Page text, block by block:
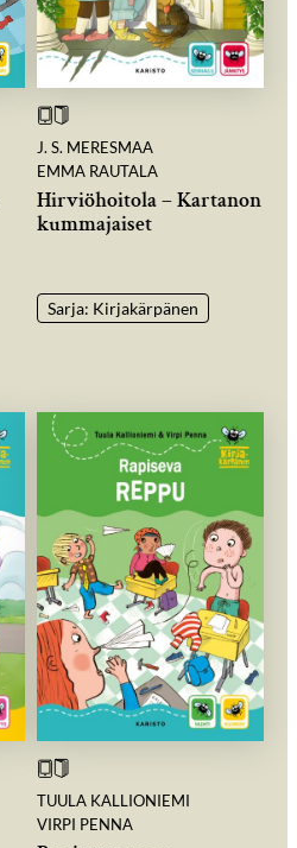
J. S. MERESMAA
EMMA RAUTALA
Hirviöhoitola – Kartanon
kummajaiset
Sarja: Kirjakärpänen
TUULA KALLIONIEMI
VIRPI PENNA